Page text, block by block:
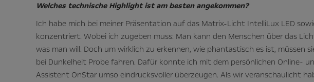
Welches technische Highlight ist am besten angekommen?
Ich habe mich bei meiner Präsentation auf das Matrix-Licht IntelliLux LED
konzentriert. Wobei ich zugeben muss: Man kann den Menschen über das
was man will. Doch um wirklich zu erkennen, wie phantastisch es ist, müssen
bei Dunkelheit Probe fahren. Dafür konnte ich mit dem persönlichen Online-
Assistent OnStar umso eindrucksvoller überzeugen. Als wir veranschaulicht